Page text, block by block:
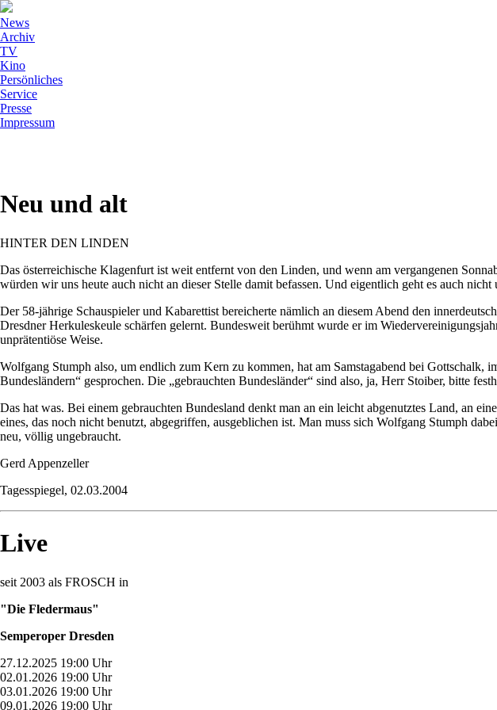
News
Archiv
TV
Kino
Persönliches
Service
Presse
Impressum
Neu und alt
HINTER DEN LINDEN
Das österreichische Klagenfurt ist weit entfernt von den Linden, und wenn am vergangenen
würden wir uns heute auch nicht an dieser Stelle damit befassen. Und eigentlich geht es auch
Der 58-jährige Schauspieler und Kabarettist bereicherte nämlich an diesem Abend den
Dresdner Herkuleskeule schärfen gelernt. Bundesweit berühmt wurde er im
unprätentiöse Weise.
Wolfgang Stumph also, um endlich zum Kern zu kommen, hat am Samstagabend bei Gottschalk,
Bundesländern“ gesprochen. Die „gebrauchten Bundesländer“ sind also, ja, Herr Stoiber, bitte
Das hat was. Bei einem gebrauchten Bundesland denkt man an ein leicht abgenutztes Land, an
eines, das noch nicht benutzt, abgegriffen, ausgeblichen ist. Man muss sich Wolfgang Stumph
neu, völlig ungebraucht.
Gerd Appenzeller
Tagesspiegel, 02.03.2004
Live
seit 2003 als FROSCH in
"Die Fledermaus"
Semperoper Dresden
27.12.2025 19:00 Uhr
02.01.2026 19:00 Uhr
03.01.2026 19:00 Uhr
09.01.2026 19:00 Uhr